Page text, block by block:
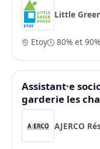
Little
Etoy 80% et 90%
Assistant·e
garderie les
AJERCO